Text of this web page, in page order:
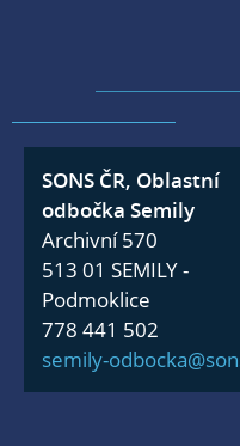
SONS ČR, Oblastní
odbočka Semily
Archivní 570
513 01 SEMILY -
Podmoklice
778 441 502
semily-